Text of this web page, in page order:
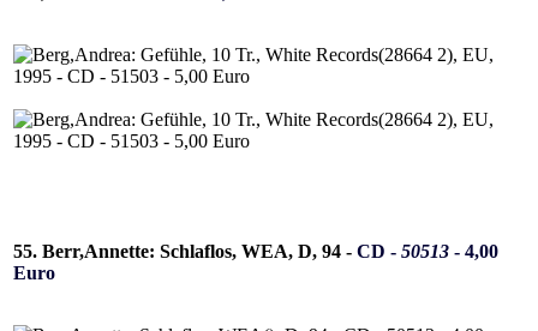
55. Berr,Annette: Schlaflos, WEA, D, 94 - CD - 50513 - 4,00
Euro